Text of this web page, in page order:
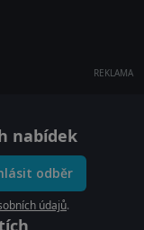
REKLAMA
nabídek
odběr
údajů.